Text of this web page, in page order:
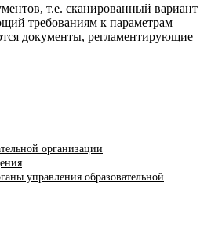
т.е. сканированный вариант
требованиям к параметрам
документы, регламентирующие
организации
управления образовательной